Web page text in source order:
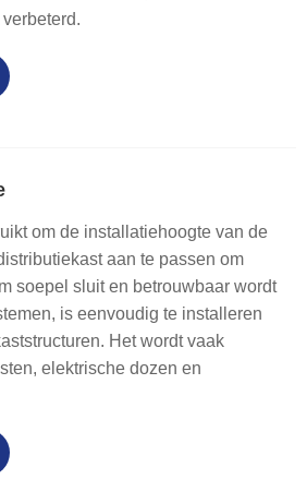
om de installatiehoogte van de
aan te passen om
soepel sluit en betrouwbaar wordt
is eenvoudig te installeren
Het wordt vaak
elektrische dozen en